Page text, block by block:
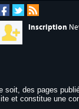
Inscription
soit, des pages
et constitue une